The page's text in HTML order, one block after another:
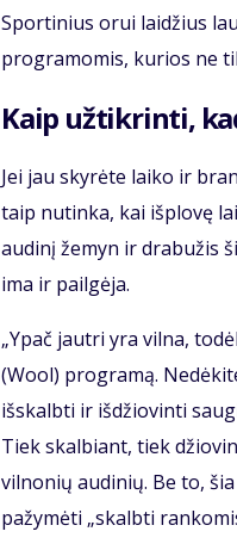
Sportinius orui laidžius
programomis, kurios ne
Kaip užtikrinti,
Jei jau skyrėte laiko ir
taip nutinka, kai išplovę
audinį žemyn ir drabužis
ima ir pailgėja.
„Ypač jautri yra vilna,
(Wool) programą.
išskalbti ir išdžiovinti
Tiek skalbiant, tiek
vilnonių audinių. Be to,
pažymėti „skalbti